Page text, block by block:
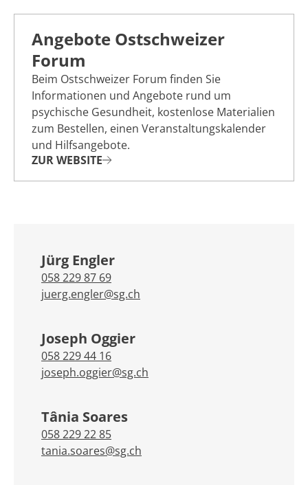
Angebote Ostschweizer
Forum
Beim Ostschweizer Forum finden Sie
Informationen und Angebote rund um
psychische Gesundheit, kostenlose Materialien
zum Bestellen, einen Veranstaltungskalender
und Hilfsangebote.
ZUR WEBSITE
Jürg Engler
058 229 87 69
juerg.engler@sg.ch
Joseph Oggier
058 229 44 16
joseph.oggier@sg.ch
Tânia Soares
058 229 22 85
tania.soares@sg.ch